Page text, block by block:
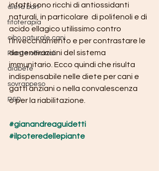
dieta barf
fitoterapia
cibo naturale cani
Piante officinali
diabete
sovrappeso
R&D
infatti sono ricchi di antiossidanti
naturali, in particolare  di polifenoli e di
acido ellagico utilissimo contro
l’invecchiamento e per contrastare le
degenerazioni del sistema
immunitario. Ecco quindi che risulta
indispensabile nelle diete per cani e
gatti anziani o nella convalescenza
o per la riabilitazione.
#gianandreaguidetti
#ilpoteredellepiante